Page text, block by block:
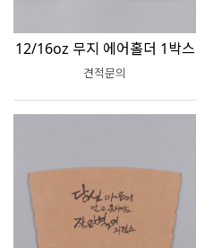
12/16oz 무지 에어홀더 1박스
견적문의